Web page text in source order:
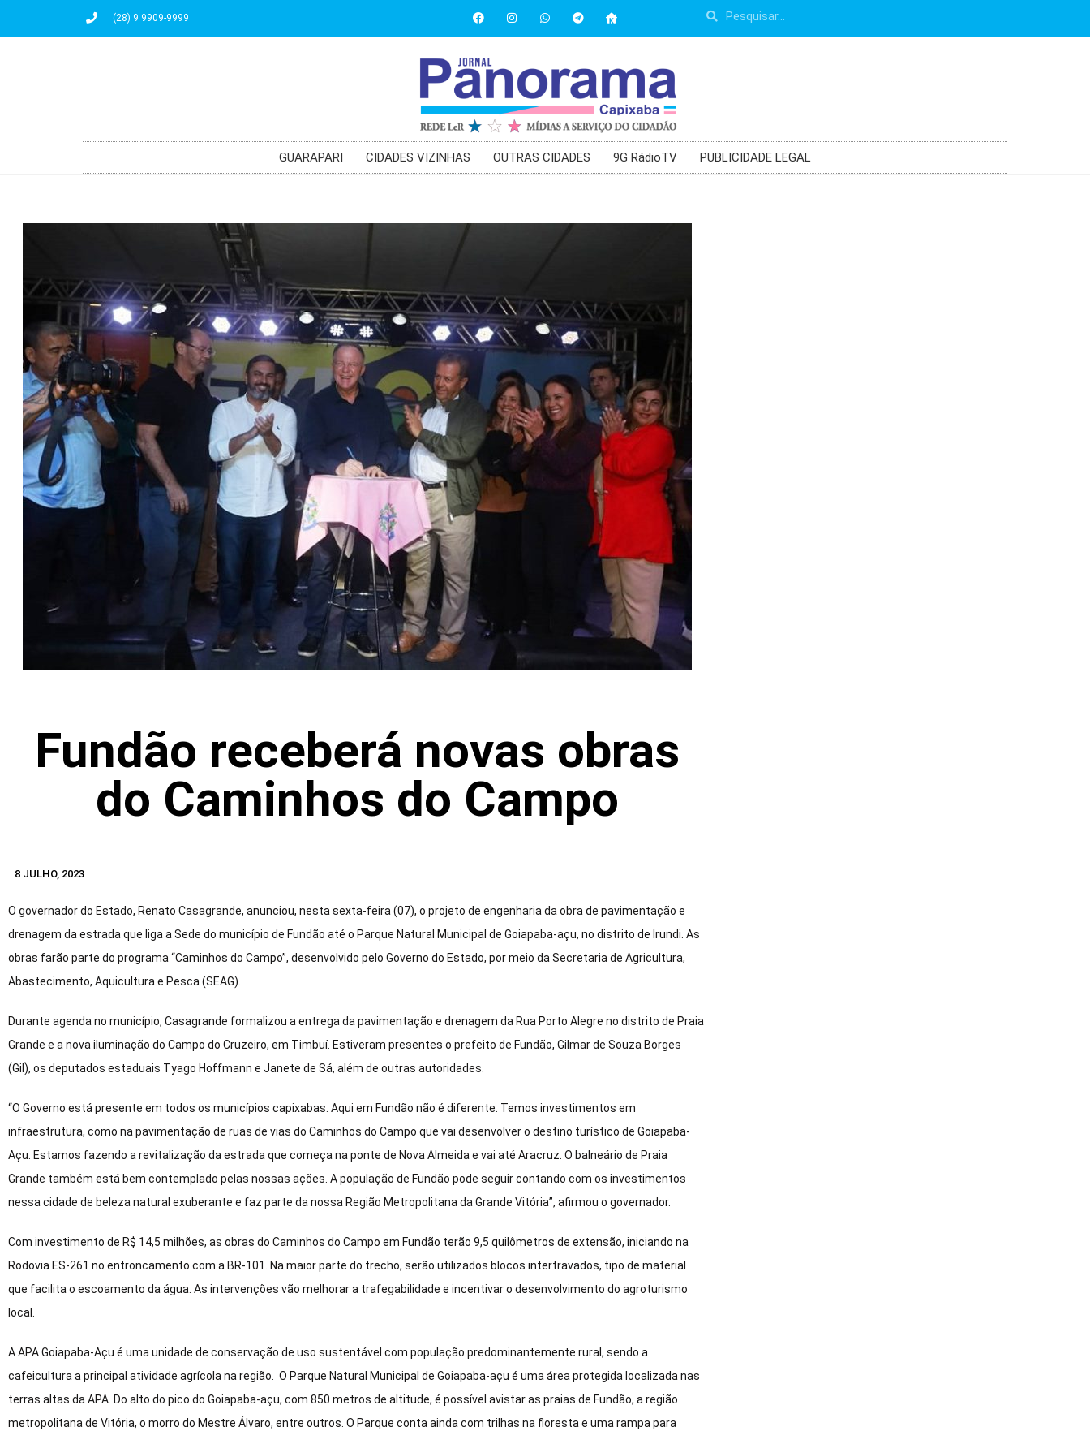
(28) 9 9909-9999
GUARAPARI CIDADES VIZINHAS OUTRAS CIDADES 9G RádioTV PUBLICIDADE LEGAL
Fundão receberá novas obras
do Caminhos do Campo
8 JULHO, 2023
O governador do Estado, Renato Casagrande, anunciou, nesta sexta-feira (07), o projeto de engenharia da obra de pavimentação e
drenagem da estrada que liga a Sede do município de Fundão até o Parque Natural Municipal de Goiapaba-açu, no distrito de Irundi. As
obras farão parte do programa “Caminhos do Campo”, desenvolvido pelo Governo do Estado, por meio da Secretaria de Agricultura,
Abastecimento, Aquicultura e Pesca (SEAG).
Durante agenda no município, Casagrande formalizou a entrega da pavimentação e drenagem da Rua Porto Alegre no distrito de Praia
Grande e a nova iluminação do Campo do Cruzeiro, em Timbuí. Estiveram presentes o prefeito de Fundão, Gilmar de Souza Borges
(Gil), os deputados estaduais Tyago Hoffmann e Janete de Sá, além de outras autoridades.
“O Governo está presente em todos os municípios capixabas. Aqui em Fundão não é diferente. Temos investimentos em
infraestrutura, como na pavimentação de ruas de vias do Caminhos do Campo que vai desenvolver o destino turístico de Goiapaba-
Açu. Estamos fazendo a revitalização da estrada que começa na ponte de Nova Almeida e vai até Aracruz. O balneário de Praia
Grande também está bem contemplado pelas nossas ações. A população de Fundão pode seguir contando com os investimentos
nessa cidade de beleza natural exuberante e faz parte da nossa Região Metropolitana da Grande Vitória”, afirmou o governador.
Com investimento de R$ 14,5 milhões, as obras do Caminhos do Campo em Fundão terão 9,5 quilômetros de extensão, iniciando na
Rodovia ES-261 no entroncamento com a BR-101. Na maior parte do trecho, serão utilizados blocos intertravados, tipo de material
que facilita o escoamento da água. As intervenções vão melhorar a trafegabilidade e incentivar o desenvolvimento do agroturismo
local.
A APA Goiapaba-Açu é uma unidade de conservação de uso sustentável com população predominantemente rural, sendo a
cafeicultura a principal atividade agrícola na região. O Parque Natural Municipal de Goiapaba-açu é uma área protegida localizada nas
terras altas da APA. Do alto do pico do Goiapaba-açu, com 850 metros de altitude, é possível avistar as praias de Fundão, a região
metropolitana de Vitória, o morro do Mestre Álvaro, entre outros. O Parque conta ainda com trilhas na floresta e uma rampa para